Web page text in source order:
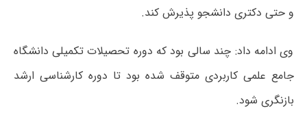
و حتی دکتری دانشجو پذیرش کند.
وی ادامه داد: چند سالی بود که دوره تحصیلات تکمیلی دانشگاه
جامع علمی کاربردی متوقف شده بود تا دوره کارشناسی ارشد
بازنگری شود.